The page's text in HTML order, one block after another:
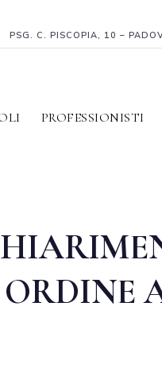
PSG. C. PISCOPIA, 10 –
PROFESSIONISTI